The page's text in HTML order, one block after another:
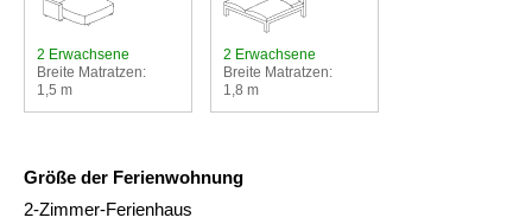
2 Erwachsene
Breite Matratzen:
1,5 m
2 Erwachsene
Breite Matratzen:
1,8 m
Größe der Ferienwohnung
2-Zimmer-Ferienhaus